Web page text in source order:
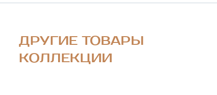
ДРУГИЕ ТОВАРЫ
КОЛЛЕКЦИИ